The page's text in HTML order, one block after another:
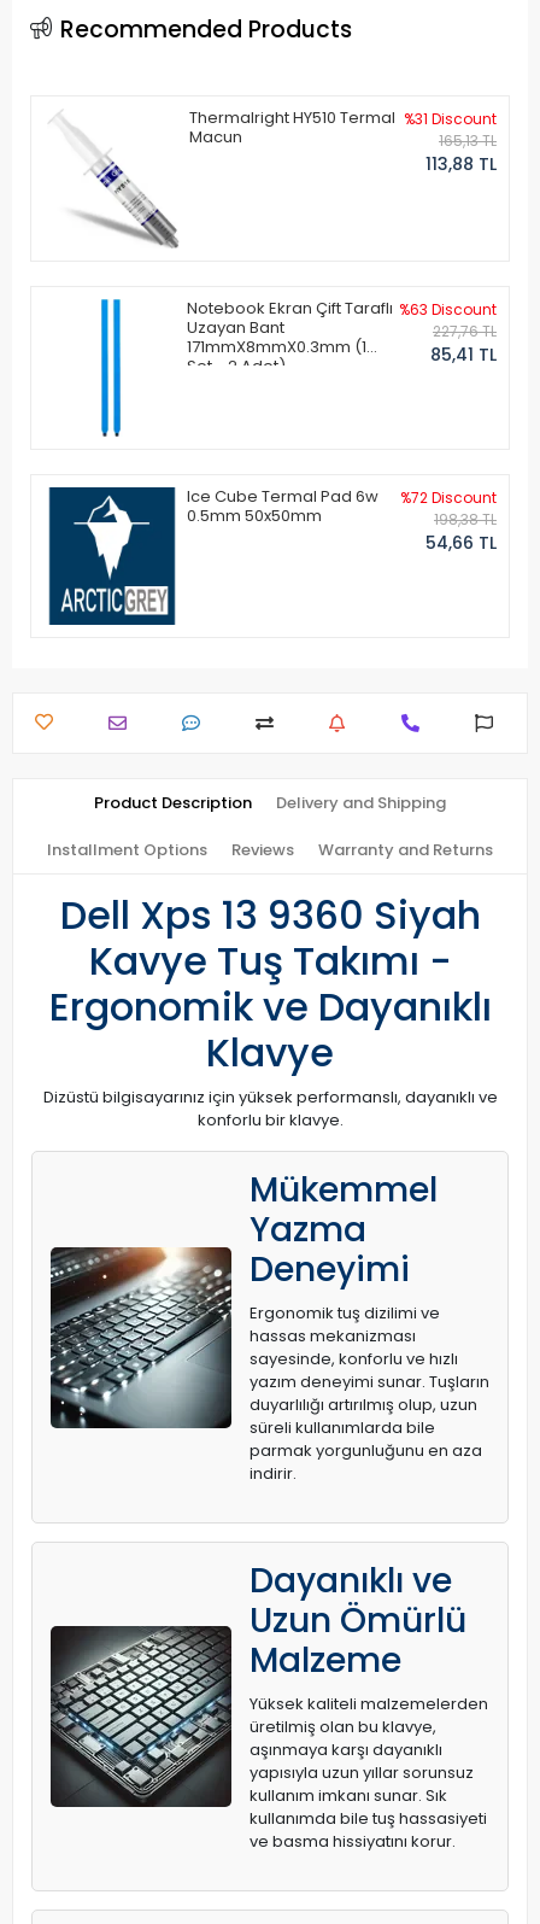
Recommended Products
Thermalright HY510 Termal
Macun
%31 Discount
165,13 TL
113,88 TL
Notebook Ekran Çift Taraflı
Uzayan Bant
171mmX8mmX0.3mm (1
Set - 2 Adet)
%63 Discount
227,76 TL
85,41 TL
Ice Cube Termal Pad 6w
0.5mm 50x50mm
%72 Discount
198,38 TL
54,66 TL
Product Description Delivery and Shipping
Installment Options Reviews Warranty and Returns
Dell Xps 13 9360 Siyah
Kavye Tuş Takımı -
Ergonomik ve Dayanıklı
Klavye
Dizüstü bilgisayarınız için yüksek performanslı, dayanıklı ve
konforlu bir klavye.
Mükemmel
Yazma
Deneyimi
Ergonomik tuş dizilimi ve
hassas mekanizması
sayesinde, konforlu ve hızlı
yazım deneyimi sunar. Tuşların
duyarlılığı artırılmış olup, uzun
süreli kullanımlarda bile
parmak yorgunluğunu en aza
indirir.
Dayanıklı ve
Uzun Ömürlü
Malzeme
Yüksek kaliteli malzemelerden
üretilmiş olan bu klavye,
aşınmaya karşı dayanıklı
yapısıyla uzun yıllar sorunsuz
kullanım imkanı sunar. Sık
kullanımda bile tuş hassasiyeti
ve basma hissiyatını korur.